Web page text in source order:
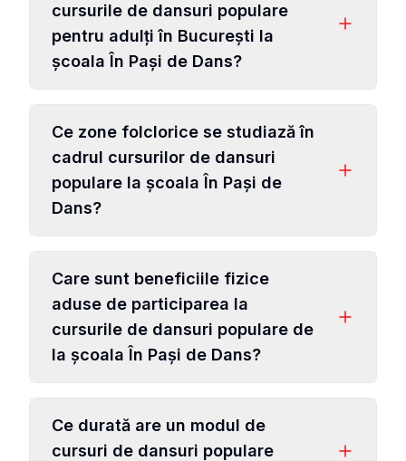
cursurile de dansuri populare
pentru adulți în București la
școala În Pași de Dans?
Ce zone folclorice se studiază în
cadrul cursurilor de dansuri
populare la școala În Pași de
Dans?
Care sunt beneficiile fizice
aduse de participarea la
cursurile de dansuri populare de
la școala În Pași de Dans?
Ce durată are un modul de
cursuri de dansuri populare